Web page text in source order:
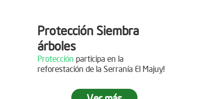
Protección Siembra
árboles
Protección participa en la
reforestación de la Serranía El Majuy!